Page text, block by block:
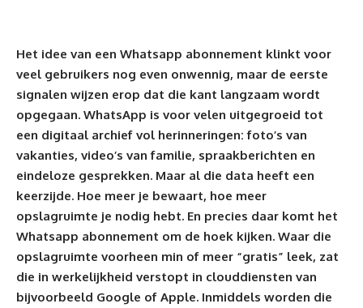
Het idee van een Whatsapp abonnement klinkt voor
veel gebruikers nog even onwennig, maar de eerste
signalen wijzen erop dat die kant langzaam wordt
opgegaan. WhatsApp is voor velen uitgegroeid tot
een digitaal archief vol herinneringen: foto’s van
vakanties, video’s van familie, spraakberichten en
eindeloze gesprekken. Maar al die data heeft een
keerzijde. Hoe meer je bewaart, hoe meer
opslagruimte je nodig hebt. En precies daar komt het
Whatsapp abonnement om de hoek kijken. Waar die
opslagruimte voorheen min of meer “gratis” leek, zat
die in werkelijkheid verstopt in clouddiensten van
bijvoorbeeld Google of Apple. Inmiddels worden die